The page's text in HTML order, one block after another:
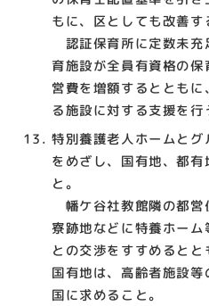
もに、区としても改善す
認証保育所に定数未充
育施設が全員有資格の
営費を増額するととも
る施設に対する支援を行
特別養護老人ホームと
をめざし、国有地、都
と。
幡ケ谷社教館隣の都営
寮跡地などに特養ホー
との交渉をすすめると
国有地は、高齢者施設
国に求めること。